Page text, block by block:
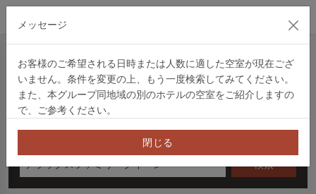
クイック予約 住宿券 プロモーションコード 信用卡優惠
チェックイン
金曜日
デラックスファミリークイーン 検索
メッセージ
お客様のご希望される日時または人数に適した空室が現在ござ
いません。条件を変更の上、もう一度検索してみてください。
また、本グループ同地域の別のホテルの空室をご紹介しますの
で、ご参考ください。
閉じる